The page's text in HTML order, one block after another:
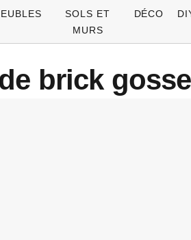
SOLS ET
MURS
DÉCO
brick